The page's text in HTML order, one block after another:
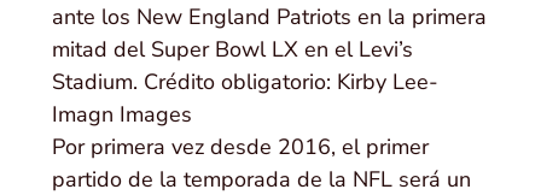
ante los New England Patriots en la primera
mitad del Super Bowl LX en el Levi’s
Stadium. Crédito obligatorio: Kirby Lee-
Imagn Images
Por primera vez desde 2016, el primer
partido de la temporada de la NFL será un